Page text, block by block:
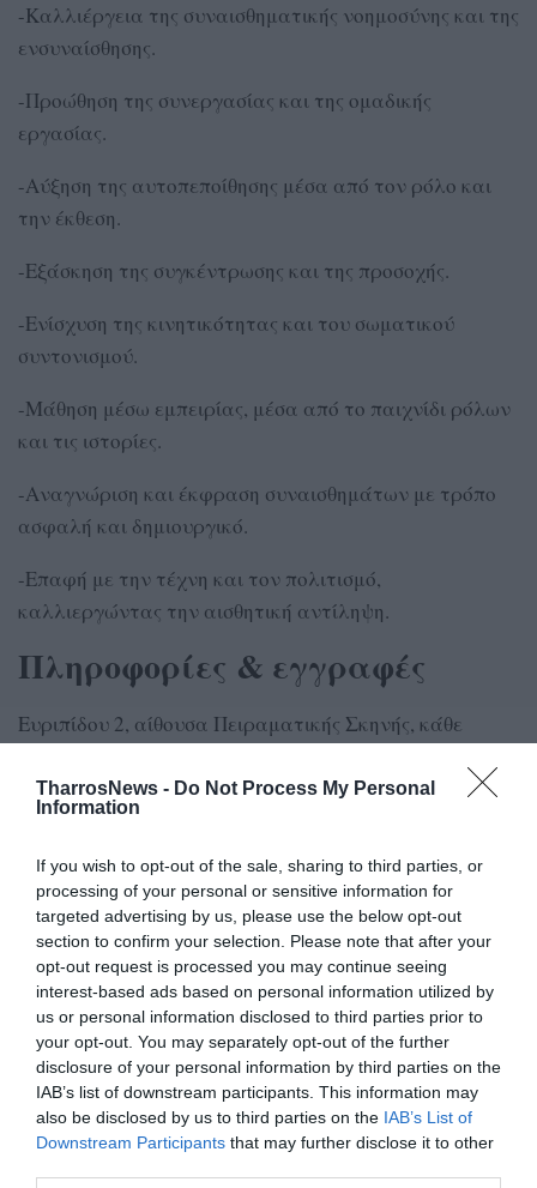
TharrosNews - Do Not Process My Personal
Information
If you wish to opt-out of the sale, sharing to third parties, or
processing of your personal or sensitive information for
targeted advertising by us, please use the below opt-out
section to confirm your selection. Please note that after your
opt-out request is processed you may continue seeing
interest-based ads based on personal information utilized by
us or personal information disclosed to third parties prior to
your opt-out. You may separately opt-out of the further
disclosure of your personal information by third parties on the
IAB’s list of downstream participants. This information may
also be disclosed by us to third parties on the IAB’s List of
Downstream Participants that may further disclose it to other
-Καλλιέργεια της συναισθηματικής νοημοσύνης και της
ενσυναίσθησης.
-Προώθηση της συνεργασίας και της ομαδικής
εργασίας.
-Αύξηση της αυτοπεποίθησης μέσα από τον ρόλο και
την έκθεση.
-Εξάσκηση της συγκέντρωσης και της προσοχής.
-Ενίσχυση της κινητικότητας και του σωματικού
συντονισμού.
-Μάθηση μέσω εμπειρίας, μέσα από το παιχνίδι ρόλων
και τις ιστορίες.
-Αναγνώριση και έκφραση συναισθημάτων με τρόπο
ασφαλή και δημιουργικό.
-Επαφή με την τέχνη και τον πολιτισμό,
καλλιεργώντας την αισθητική αντίληψη.
Πληροφορίες & εγγραφές
Ευριπίδου 2, αίθουσα Πειραματικής Σκηνής, κάθε
τηλ. 2721021653, 6977437279, 6971540945
TAGS: ΠΕΙΡΑΜΑΤΙΚΗ ΣΚΗΝΗ ΚΑΛΑΜΑΤΑΣ
Facebook Twitter